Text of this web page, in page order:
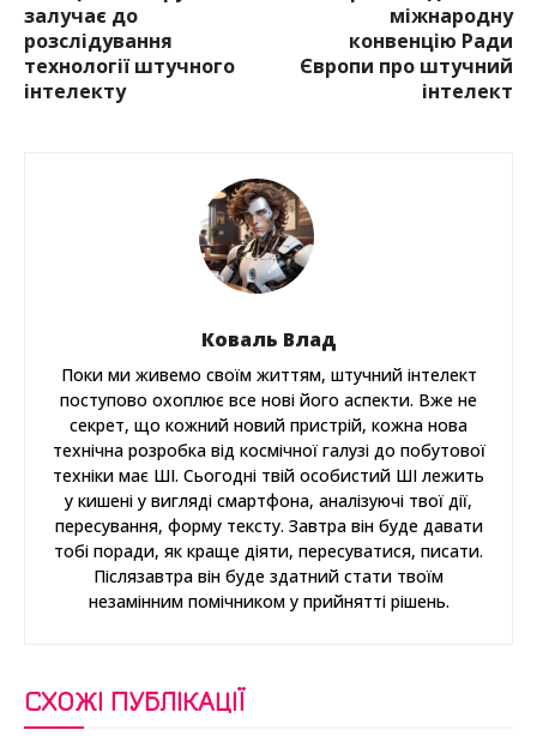
залучає до
розслідування
технології штучного
інтелекту
міжнародну
конвенцію Ради
Європи про штучний
інтелект
Коваль Влад
Поки ми живемо своїм життям, штучний інтелект
поступово охоплює все нові його аспекти. Вже не
секрет, що кожний новий пристрій, кожна нова
технічна розробка від космічної галузі до побутової
техніки має ШІ. Сьогодні твій особистий ШІ лежить
у кишені у вигляді смартфона, аналізуючі твої дії,
пересування, форму тексту. Завтра він буде давати
тобі поради, як краще діяти, пересуватися, писати.
Післязавтра він буде здатний стати твоїм
незамінним помічником у прийнятті рішень.
СХОЖІ ПУБЛІКАЦІЇ